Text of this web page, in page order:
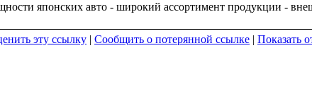
японских авто - широкий ассортимент продукции -
эту ссылку | Сообщить о потерянной ссылке | Показать